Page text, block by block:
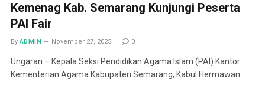
Kemenag Kab. Semarang Kunjungi Peserta
PAI Fair
By ADMIN November 27, 2025 0
Ungaran – Kepala Seksi Pendidikan Agama Islam (PAI) Kantor
Kementerian Agama Kabupaten Semarang, Kabul Hermawan…